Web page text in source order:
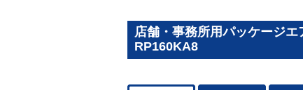
店舗・事務所用パッケージ
RP160KA8